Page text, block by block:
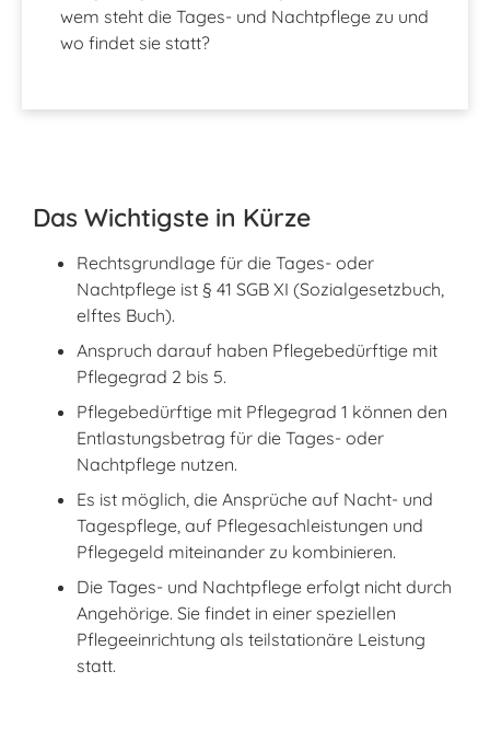
wem steht die Tages- und Nachtpflege zu und
wo findet sie statt?
Das Wichtigste in Kürze
Rechtsgrundlage für die Tages- oder
Nachtpflege ist § 41 SGB XI (Sozialgesetzbuch,
elftes Buch).
Anspruch darauf haben Pflegebedürftige mit
Pflegegrad 2 bis 5.
Pflegebedürftige mit Pflegegrad 1 können den
Entlastungsbetrag für die Tages- oder
Nachtpflege nutzen.
Es ist möglich, die Ansprüche auf Nacht- und
Tagespflege, auf Pflegesachleistungen und
Pflegegeld miteinander zu kombinieren.
Die Tages- und Nachtpflege erfolgt nicht durch
Angehörige. Sie findet in einer speziellen
Pflegeeinrichtung als teilstationäre Leistung
statt.